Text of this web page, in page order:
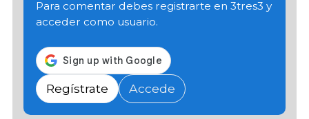
Para comentar debes registrarte en 3tres3 y
acceder como usuario.
Regístrate Accede